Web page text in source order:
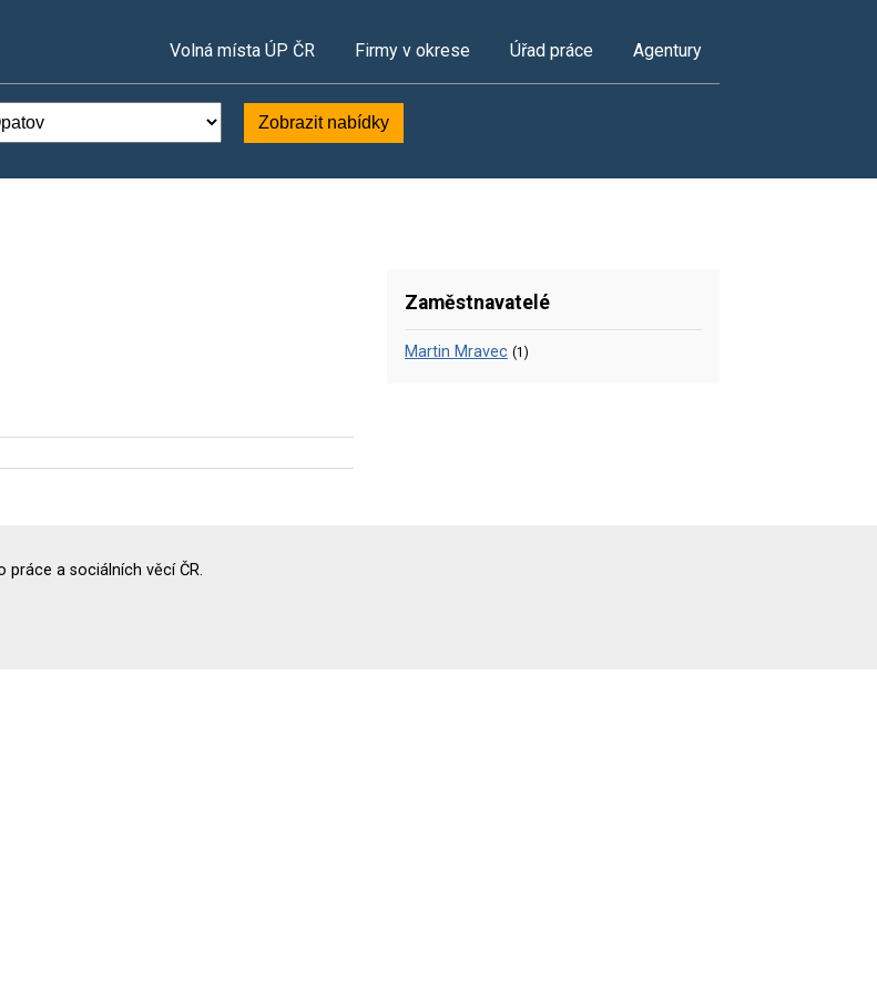
Volná místa ÚP ČR Firmy v okrese Úřad práce Agentury
Zobrazit nabídky
Zaměstnavatelé
Martin Mravec (1)
a sociálních věcí ČR.